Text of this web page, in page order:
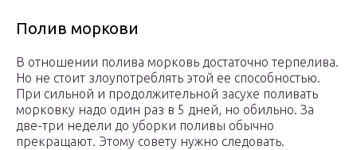
Полив моркови
В отношении полива морковь достаточно терпелива.
Но не стоит злоупотреблять этой ее способностью.
При сильной и продолжительной засухе поливать
морковку надо один раз в 5 дней, но обильно. За
две-три недели до уборки поливы обычно
прекращают. Этому совету нужно следовать.